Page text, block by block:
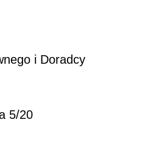
i Doradcy
5/20